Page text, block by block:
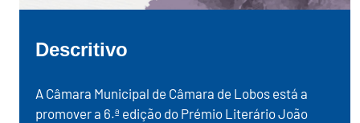
Descritivo
A Câmara Municipal de Câmara de Lobos está a
promover a 6.ª edição do Prémio Literário João